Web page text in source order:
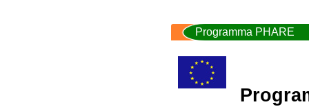
Programma PHARE